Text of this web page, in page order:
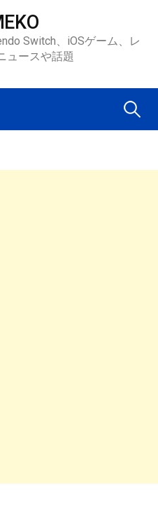
Switch、iOSゲーム、レ
ュースや話題
検